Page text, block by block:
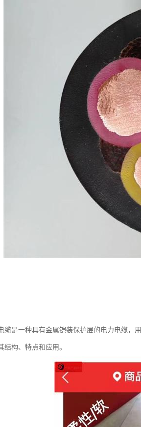
缆是一种具有金属铠装保护层的电力电缆，
结构、特点和应用。